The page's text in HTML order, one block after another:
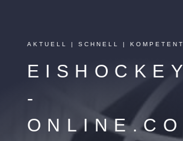
AKTUELL | SCHNELL | KOMPETENT
EISHOCKEY
-
ONLINE.CO